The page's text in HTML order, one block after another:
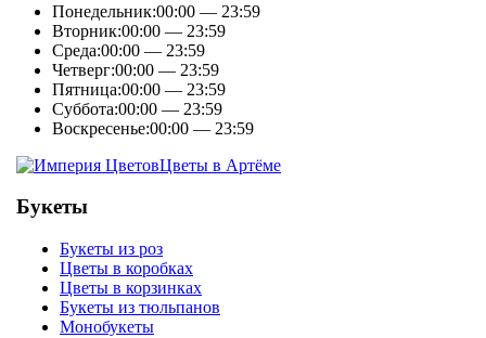
Понедельник:00:00 — 23:59
Вторник:00:00 — 23:59
Среда:00:00 — 23:59
Четверг:00:00 — 23:59
Пятница:00:00 — 23:59
Суббота:00:00 — 23:59
Воскресенье:00:00 — 23:59
Цветы в Артёме
Букеты
Букеты из роз
Цветы в коробках
Цветы в корзинках
Букеты из тюльпанов
Монобукеты